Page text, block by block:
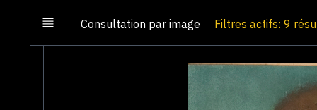
Consultation par image Filtres actifs: 9